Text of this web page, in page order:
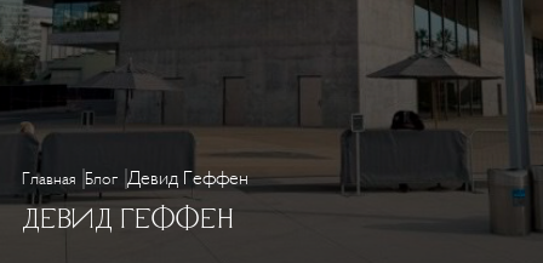
Главная Блог Девид Геффен
ДЕВИД ГЕФФЕН